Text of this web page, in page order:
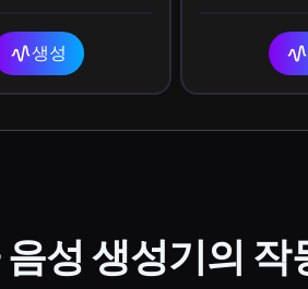
that is on
goal sheet.
생성
성 생성기의 작